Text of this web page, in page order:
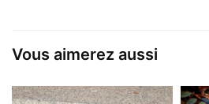
Vous aimerez aussi